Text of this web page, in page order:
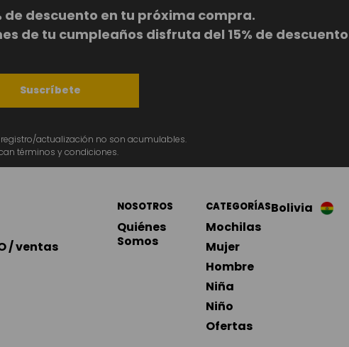
de descuento en tu próxima compra.
de tu cumpleaños disfruta del 15% de descuento
Suscríbete
actualización no son acumulables.
términos y condiciones.
/ ventas
NOSOTROS
Quiénes
Somos
CATEGORÍAS
Mochilas
Mujer
Hombre
Niña
Niño
Ofertas
Bolivia